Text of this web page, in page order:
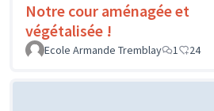
Notre cour aménagée et
végétalisée !
Ecole Armande Tremblay
1 24